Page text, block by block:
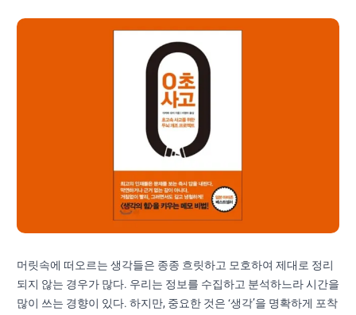
머릿속에 떠오르는 생각들은 종종 흐릿하고 모호하여 제대로 정리
되지 않는 경우가 많다. 우리는 정보를 수집하고 분석하느라 시간을
많이 쓰는 경향이 있다. 하지만, 중요한 것은 ‘생각’을 명확하게 포착